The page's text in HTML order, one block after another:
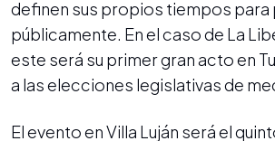
definen sus propios tiempos
públicamente. En el caso de La
este será su primer gran acto en
a las elecciones legislativas de
El evento en Villa Luján será el